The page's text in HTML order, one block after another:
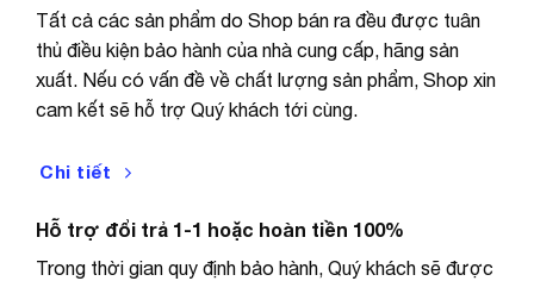
Độ chính xác: ± 1 ℃ (-20 ℃ ～ + 80 ℃) ± 2 ℃ (dải
khác)
Chế độ tiết kiệm điện: tự động tắt trong 10 phút, chức
Chiều dài máy: 225mm, Chiều dài đầu dò: 145mm
Tất cả các sản phẩm do Shop bán ra đều được tuân
thủ điều kiện bảo hành của nhà cung cấp, hãng sản
xuất. Nếu có vấn đề về chất lượng sản phẩm, Shop xin
cam kết sẽ hỗ trợ Quý khách tới cùng.
Chi tiết
Hỗ trợ đổi trả 1-1 hoặc hoàn tiền 100%
Trong thời gian quy định bảo hành, Quý khách sẽ được